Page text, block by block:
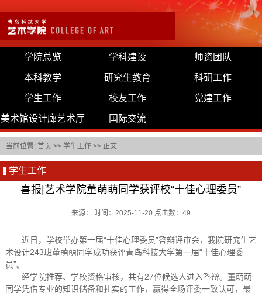
学院总览 学科建设 师资团队
本科教学 研究生教育 科研工作
学生工作 校友工作 党建工作
美术馆设计廊艺术厅 国际交流
当前位置: 首页 >> 学生工作 >> 正文
学生工作
喜报|艺术学院董萌萌同学获评校“十佳心理委员”
来源： 时间：2025-11-20 点击数： 49
近日，学校举办第一届“十佳心理委员”答辩评审会，我院研究生艺
术设计243班董萌萌同学成功获评青岛科技大学第一届“十佳心理委
员”。
经学院推荐、学校资格审核，共有27位候选人进入答辩。董萌萌
同学凭借专业的知识储备和扎实的工作，赢得全场评委一致认可，最